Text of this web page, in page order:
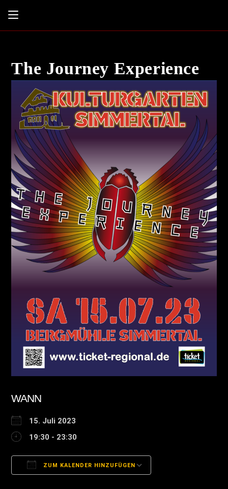
Inhalt
springen
The Journey Experience
WANN
15. Juli 2023
19:30 - 23:30
ZUM KALENDER HINZUFÜGEN